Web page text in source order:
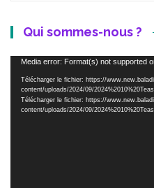
Qui sommes-nous ?
Lecteur
vidéo
Media error: Format(s) not supported
Télécharger le fichier: https://
content/uploads/2024/09/
Télécharger le fichier: https://
content/uploads/2024/09/